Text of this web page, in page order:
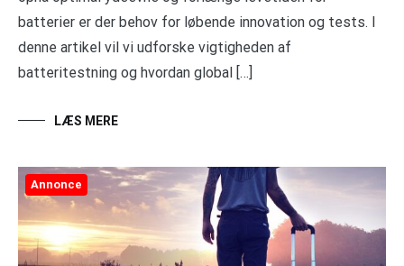
batterier er der behov for løbende innovation og tests. I
denne artikel vil vi udforske vigtigheden af
batteritestning og hvordan global […]
LÆS MERE
Annonce